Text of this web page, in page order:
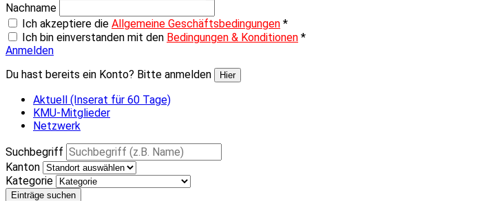
Nachname
Ich akzeptiere die Allgemeine Geschäftsbedingungen *
Ich bin einverstanden mit den Bedingungen & Konditionen *
Anmelden
Du hast bereits ein Konto? Bitte anmelden
Hier
Aktuell (Inserat für 60 Tage)
KMU-Mitglieder
Netzwerk
Suchbegriff
Kanton
Kategorie
Einträge suchen